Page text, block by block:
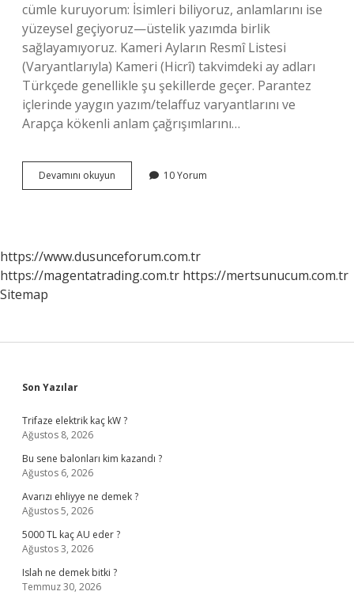
cümle kuruyorum: İsimleri biliyoruz, anlamlarını ise
yüzeysel geçiyoruz—üstelik yazımda birlik
sağlayamıyoruz. Kameri Ayların Resmî Listesi
(Varyantlarıyla) Kameri (Hicrî) takvimdeki ay adları
Türkçede genellikle şu şekillerde geçer. Parantez
içlerinde yaygın yazım/telaffuz varyantlarını ve
Arapça kökenli anlam çağrışımlarını…
Devamını okuyun
ayların
10 Yorum
https://www.dusunceforum.com.tr
https://magentatrading.com.tr https://mertsunucum.com.tr
Sitemap
Sidebar
Son Yazılar
Trifaze elektrik kaç kW ?
Ağustos 8, 2026
Bu sene balonları kim kazandı ?
Ağustos 6, 2026
Avarızı ehliyye ne demek ?
Ağustos 5, 2026
5000 TL kaç AU eder ?
Ağustos 3, 2026
Islah ne demek bitki ?
Temmuz 30, 2026